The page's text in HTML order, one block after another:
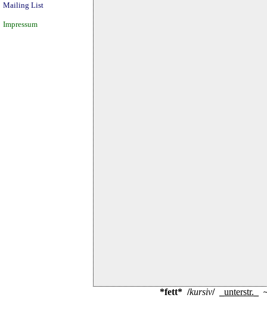
Mailing List
Impressum
*fett* /kursiv/ unterstr. ~